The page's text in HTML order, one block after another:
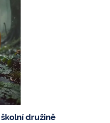
družině